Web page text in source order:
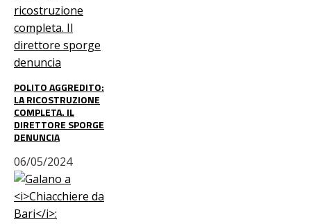
POLITO AGGREDITO:
LA RICOSTRUZIONE
COMPLETA. IL
DIRETTORE SPORGE
DENUNCIA
06/05/2024